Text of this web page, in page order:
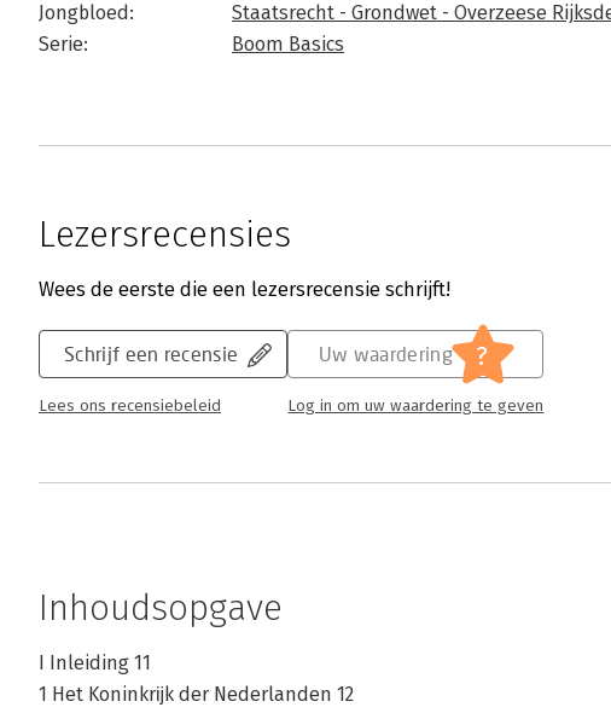
Jongbloed:
Staatsrecht - Grondwet - Overzeese
Serie:
Boom Basics
Lezersrecensies
Wees de eerste die een lezersrecensie schrijft!
Schrijf een recensie
Lees ons recensiebeleid
Uw waardering ?
Log in om uw waardering te geven
Inhoudsopgave
I Inleiding 11
1 Het Koninkrĳk der Nederlanden 12